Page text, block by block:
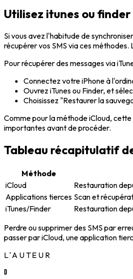
Utilisez itunes ou
Si vous avez l'habitude de
récupérer vos SMS via ces
Pour récupérer des messages via
Connectez votre iPhone à
Ouvrez iTunes ou Finder, et
Choisissez "Restaurer la
Comme pour la méthode iCloud,
importantes avant de procéder.
Tableau récapitulatif
Méthode
iCloud
Restauration
Applications tierces Scan et
iTunes/Finder
Restauration
Perdre ou supprimer des SMS par
passer par iCloud, une application
L'AUTEUR
D